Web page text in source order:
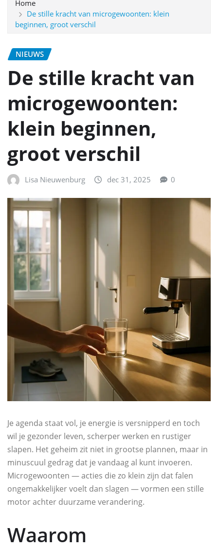
Home
De stille kracht van microgewoonten: klein
beginnen, groot verschil
NIEUWS
De stille kracht van
microgewoonten:
klein beginnen,
groot verschil
Lisa Nieuwenburg dec 31, 2025 0
Je agenda staat vol, je energie is versnipperd en toch
wil je gezonder leven, scherper werken en rustiger
slapen. Het geheim zit niet in grootse plannen, maar in
minuscuul gedrag dat je vandaag al kunt invoeren.
Microgewoonten — acties die zo klein zijn dat falen
ongemakkelijker voelt dan slagen — vormen een stille
motor achter duurzame verandering.
Waarom